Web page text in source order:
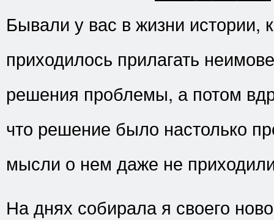
Бывали у вас в жизни истории,
приходилось прилагать
решения проблемы, а потом
что решение было настолько
мысли о нем даже не
На днях собирала я своего